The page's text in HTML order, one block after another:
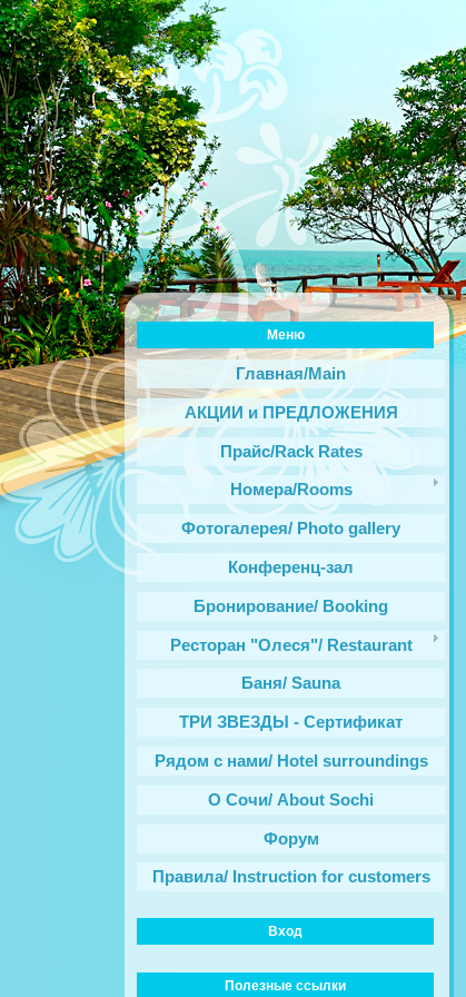
Меню
Главная/Main
АКЦИИ и ПРЕДЛОЖЕНИЯ
Прайс/Rack Rates
Номера/Rooms
Фотогалерея/ Photo gallery
Конференц-зал
Бронирование/ Booking
Ресторан "Олеся"/ Restaurant
Баня/ Sauna
ТРИ ЗВЕЗДЫ - Сертификат
Рядом с нами/ Hotel surroundings
О Сочи/ About Sochi
Форум
Правила/ Instruction for customers
Вход
Полезные ссылки